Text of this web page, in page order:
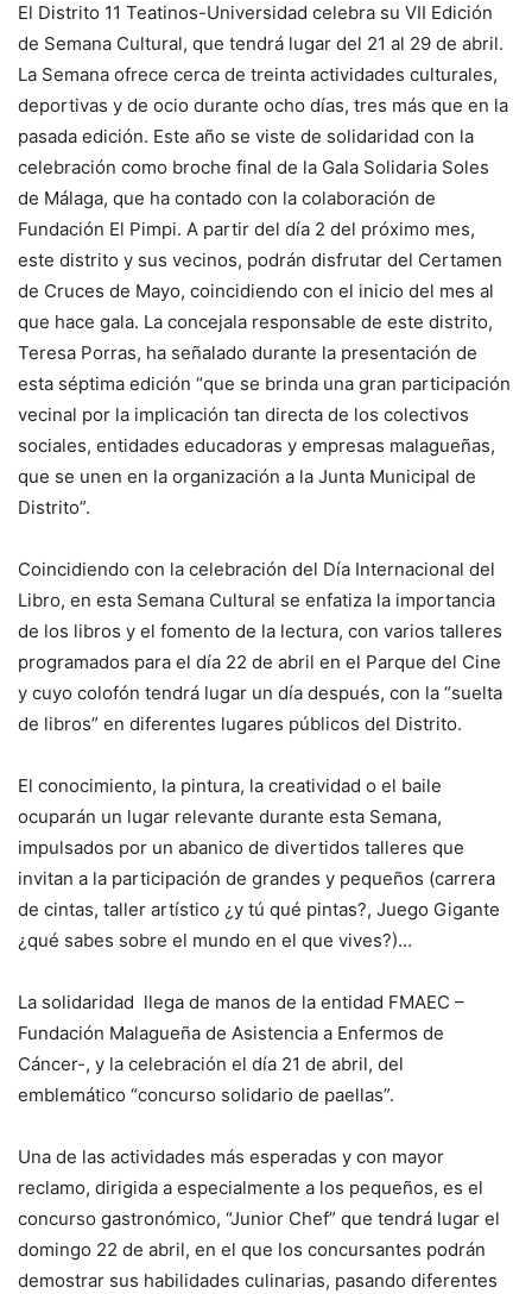
El Distrito 11 Teatinos-Universidad celebra su VII Edición
de Semana Cultural, que tendrá lugar del 21 al 29 de abril.
La Semana ofrece cerca de treinta actividades culturales,
deportivas y de ocio durante ocho días, tres más que en la
pasada edición. Este año se viste de solidaridad con la
celebración como broche final de la Gala Solidaria Soles
de Málaga, que ha contado con la colaboración de
Fundación El Pimpi. A partir del día 2 del próximo mes,
este distrito y sus vecinos, podrán disfrutar del Certamen
de Cruces de Mayo, coincidiendo con el inicio del mes al
que hace gala. La concejala responsable de este distrito,
Teresa Porras, ha señalado durante la presentación de
esta séptima edición “que se brinda una gran participación
vecinal por la implicación tan directa de los colectivos
sociales, entidades educadoras y empresas malagueñas,
que se unen en la organización a la Junta Municipal de
Distrito”.
Coincidiendo con la celebración del Día Internacional del
Libro, en esta Semana Cultural se enfatiza la importancia
de los libros y el fomento de la lectura, con varios talleres
programados para el día 22 de abril en el Parque del Cine
y cuyo colofón tendrá lugar un día después, con la “suelta
de libros” en diferentes lugares públicos del Distrito.
El conocimiento, la pintura, la creatividad o el baile
ocuparán un lugar relevante durante esta Semana,
impulsados por un abanico de divertidos talleres que
invitan a la participación de grandes y pequeños (carrera
de cintas, taller artístico ¿y tú qué pintas?, Juego Gigante
¿qué sabes sobre el mundo en el que vives?)…
La solidaridad llega de manos de la entidad FMAEC –
Fundación Malagueña de Asistencia a Enfermos de
Cáncer-, y la celebración el día 21 de abril, del
emblemático “concurso solidario de paellas”.
Una de las actividades más esperadas y con mayor
reclamo, dirigida a especialmente a los pequeños, es el
concurso gastronómico, “Junior Chef” que tendrá lugar el
domingo 22 de abril, en el que los concursantes podrán
demostrar sus habilidades culinarias, pasando diferentes